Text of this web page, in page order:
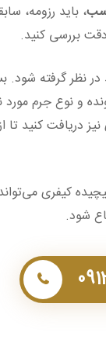
، باید رزومه،
بررسی کنید.
نظر گرفته شود.
و نوع جرم مورد
دریافت کنید تا
کیفری
شود.